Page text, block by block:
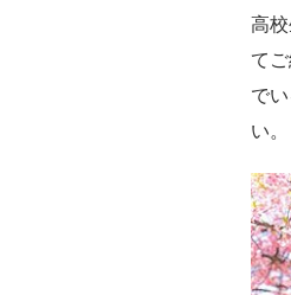
高
て
で
い。